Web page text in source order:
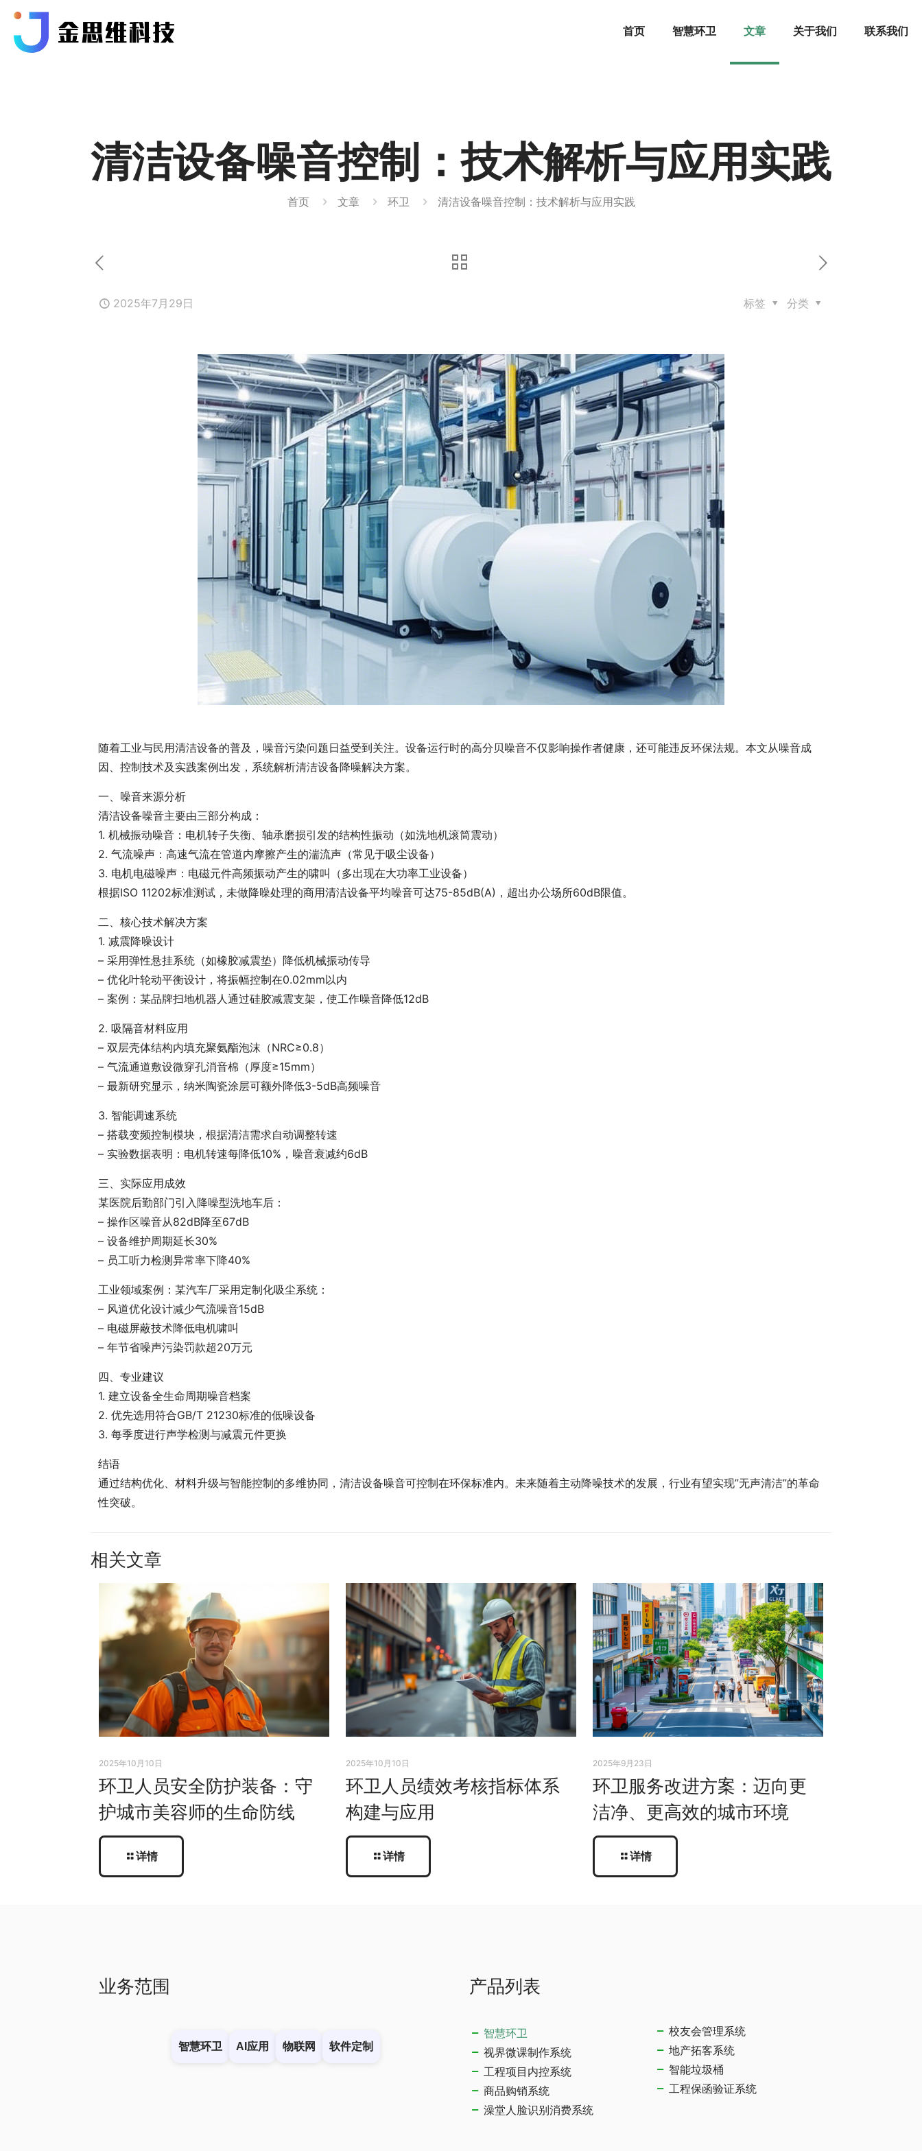
首页 智慧环卫 文章 关于我们 联系我们
清洁设备噪音控制：技术解析与应用实践
首页 文章 环卫 清洁设备噪音控制：技术解析与应用实践
2025年7月29日 分类
标签
随着工业与民用清洁设备的普及，噪音污染问题日益受到关注。设备运行时的高分贝噪音不仅影响操作者健康，还可能违反环保法规。本文从噪音成
因、控制技术及实践案例出发，系统解析清洁设备降噪解决方案。
一、噪音来源分析
清洁设备噪音主要由三部分构成：
1. 机械振动噪音：电机转子失衡、轴承磨损引发的结构性振动（如洗地机滚筒震动）
2. 气流噪声：高速气流在管道内摩擦产生的湍流声（常见于吸尘设备）
3. 电机电磁噪声：电磁元件高频振动产生的啸叫（多出现在大功率工业设备）
根据ISO 11202标准测试，未做降噪处理的商用清洁设备平均噪音可达75-85dB(A)，超出办公场所60dB限值。
二、核心技术解决方案
1. 减震降噪设计
– 采用弹性悬挂系统（如橡胶减震垫）降低机械振动传导
– 优化叶轮动平衡设计，将振幅控制在0.02mm以内
– 案例：某品牌扫地机器人通过硅胶减震支架，使工作噪音降低12dB
2. 吸隔音材料应用
– 双层壳体结构内填充聚氨酯泡沫（NRC≥0.8）
– 气流通道敷设微穿孔消音棉（厚度≥15mm）
– 最新研究显示，纳米陶瓷涂层可额外降低3-5dB高频噪音
3. 智能调速系统
– 搭载变频控制模块，根据清洁需求自动调整转速
– 实验数据表明：电机转速每降低10%，噪音衰减约6dB
三、实际应用成效
某医院后勤部门引入降噪型洗地车后：
– 操作区噪音从82dB降至67dB
– 设备维护周期延长30%
– 员工听力检测异常率下降40%
工业领域案例：某汽车厂采用定制化吸尘系统：
– 风道优化设计减少气流噪音15dB
– 电磁屏蔽技术降低电机啸叫
– 年节省噪声污染罚款超20万元
四、专业建议
1. 建立设备全生命周期噪音档案
2. 优先选用符合GB/T 21230标准的低噪设备
3. 每季度进行声学检测与减震元件更换
结语
通过结构优化、材料升级与智能控制的多维协同，清洁设备噪音可控制在环保标准内。未来随着主动降噪技术的发展，行业有望实现”无声清洁”的革命
性突破。
相关文章
2025年10月10日
环卫人员安全防护装备：守
护城市美容师的生命防线
详情
2025年10月10日
环卫人员绩效考核指标体系
构建与应用
详情
2025年9月23日
环卫服务改进方案：迈向更
洁净、更高效的城市环境
详情
业务范围
智慧环卫 AI应用 物联网 软件定制
产品列表
智慧环卫
视界微课制作系统
工程项目内控系统
商品购销系统
澡堂人脸识别消费系统
校友会管理系统
地产拓客系统
智能垃圾桶
工程保函验证系统